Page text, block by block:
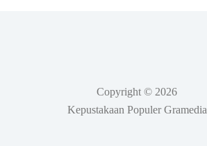
Copyright © 2026
Kepustakaan Populer Gramedia